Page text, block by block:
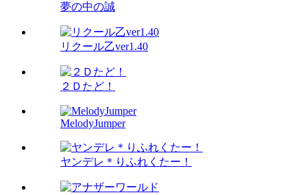
夢の中の誠
リクール乙ver1.40
２Ｄたど！
MelodyJumper
ヤンデレ＊りふれくたー！